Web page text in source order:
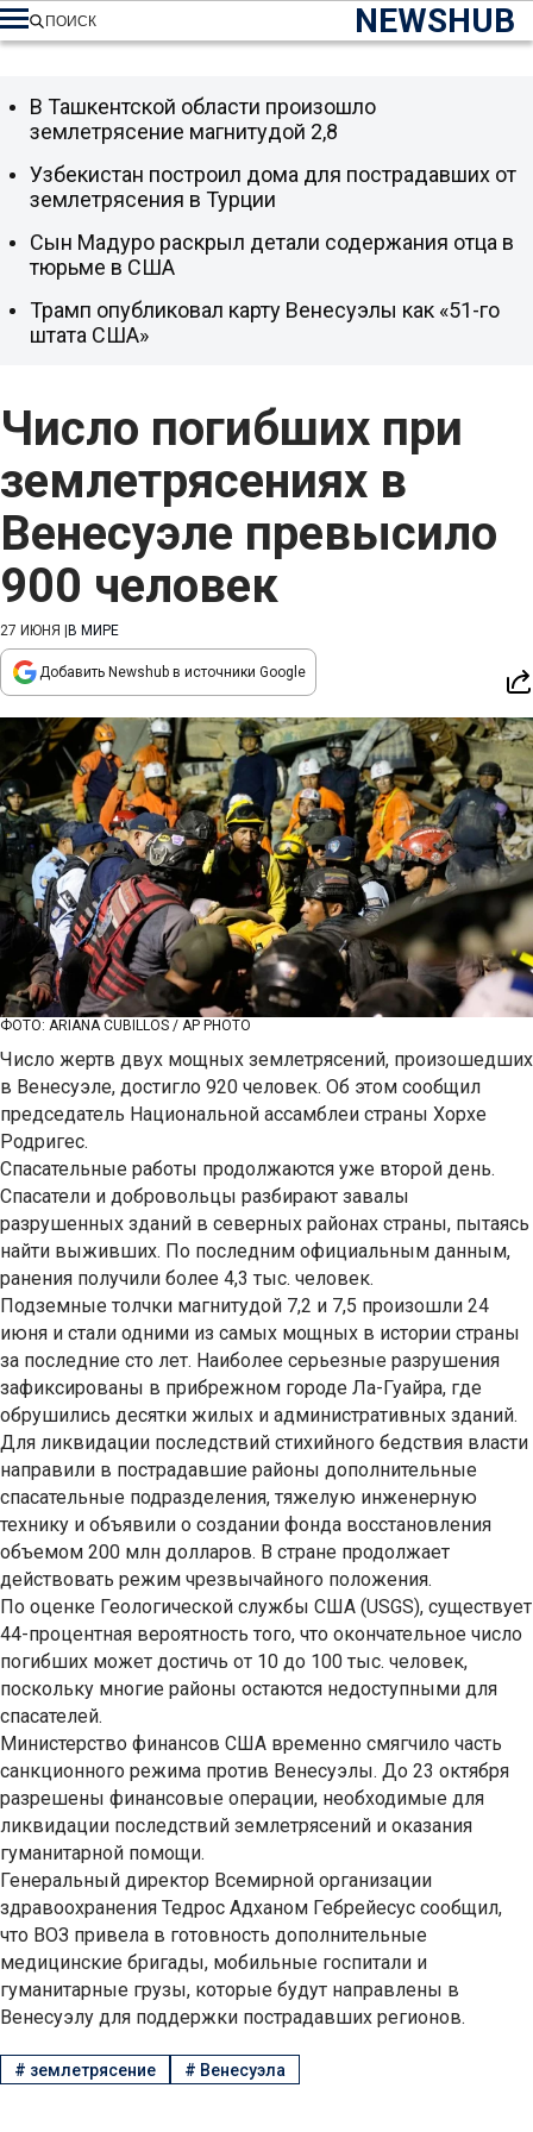
NEWSHUB
ПОИСК
Число погибших при
землетрясениях в
Венесуэле превысило
900 человек
27 ИЮНЯ В МИРЕ
Добавить Newshub в источники Google
ФОТО: ARIANA CUBILLOS / AP PHOTO
Число жертв двух мощных землетрясений, произошедших
в Венесуэле, достигло 920 человек. Об этом сообщил
председатель Национальной ассамблеи страны Хорхе
Родригес.
Спасательные работы продолжаются уже второй день.
Спасатели и добровольцы разбирают завалы
разрушенных зданий в северных районах страны, пытаясь
найти выживших. По последним официальным данным,
ранения получили более 4,3 тыс. человек.
Подземные толчки магнитудой 7,2 и 7,5 произошли 24
июня и стали одними из самых мощных в истории страны
за последние сто лет. Наиболее серьезные разрушения
зафиксированы в прибрежном городе Ла-Гуайра, где
обрушились десятки жилых и административных зданий.
Для ликвидации последствий стихийного бедствия власти
направили в пострадавшие районы дополнительные
спасательные подразделения, тяжелую инженерную
технику и объявили о создании фонда восстановления
объемом 200 млн долларов. В стране продолжает
действовать режим чрезвычайного положения.
По оценке Геологической службы США (USGS), существует
44-процентная вероятность того, что окончательное число
погибших может достичь от 10 до 100 тыс. человек,
поскольку многие районы остаются недоступными для
спасателей.
Министерство финансов США временно смягчило часть
санкционного режима против Венесуэлы. До 23 октября
разрешены финансовые операции, необходимые для
ликвидации последствий землетрясений и оказания
гуманитарной помощи.
Генеральный директор Всемирной организации
здравоохранения Тедрос Адханом Гебрейесус сообщил,
что ВОЗ привела в готовность дополнительные
медицинские бригады, мобильные госпитали и
гуманитарные грузы, которые будут направлены в
Венесуэлу для поддержки пострадавших регионов.
В Ташкентской области произошло
землетрясение магнитудой 2,8
Узбекистан построил дома для пострадавших от
землетрясения в Турции
Сын Мадуро раскрыл детали содержания отца в
тюрьме в США
Трамп опубликовал карту Венесуэлы как «51-го
штата США»
# землетрясение # Венесуэла